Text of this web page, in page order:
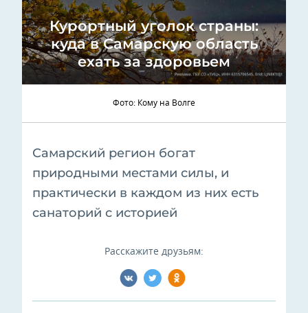
Курортный уголок страны:
куда в Самарскую область
ехать за здоровьем
Фото: Кому на Волге
Самарский регион богат
природными местами силы, и
практически в каждом из них есть
санаторий с историей
Расскажите друзьям: